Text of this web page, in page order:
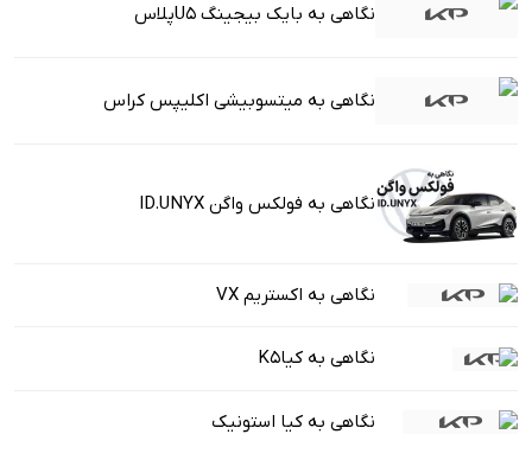
نگاهی به بایک بیجینگ U5پلاس
نگاهی به میتسوبیشی اکلیپس کراس
نگاهی به فولکس واگن ID.UNYX
نگاهی به اکستریم VX
نگاهی به کیاK5
نگاهی به کیا استونیک